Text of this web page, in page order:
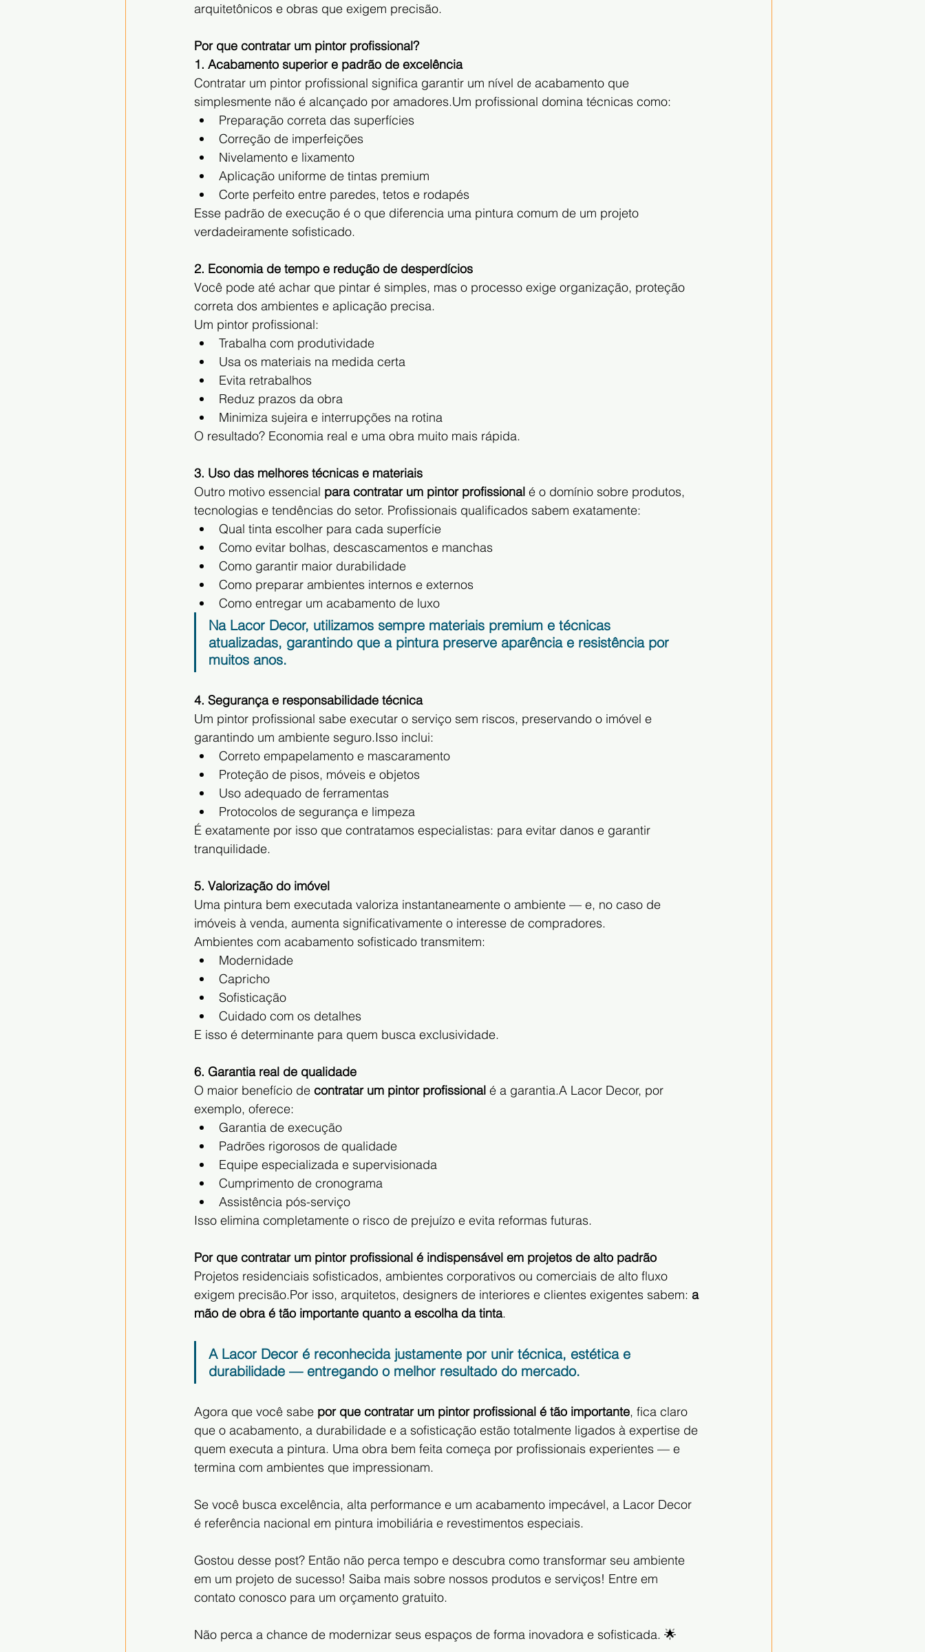
arquitetônicos e obras que exigem precisão.
Por que contratar um pintor profissional?
1. Acabamento superior e padrão de excelência
Contratar um pintor profissional significa garantir um nível de acabamento que
simplesmente não é alcançado por amadores.Um profissional domina técnicas como:
Preparação correta das superfícies
Correção de imperfeições
Nivelamento e lixamento
Aplicação uniforme de tintas premium
Corte perfeito entre paredes, tetos e rodapés
Esse padrão de execução é o que diferencia uma pintura comum de um projeto
verdadeiramente sofisticado.
2. Economia de tempo e redução de desperdícios
Você pode até achar que pintar é simples, mas o processo exige organização, proteção
correta dos ambientes e aplicação precisa.
Um pintor profissional:
Trabalha com produtividade
Usa os materiais na medida certa
Evita retrabalhos
Reduz prazos da obra
Minimiza sujeira e interrupções na rotina
O resultado? Economia real e uma obra muito mais rápida.
3. Uso das melhores técnicas e materiais
Outro motivo essencial para contratar um pintor profissional é o domínio sobre produtos,
tecnologias e tendências do setor. Profissionais qualificados sabem exatamente:
Qual tinta escolher para cada superfície
Como evitar bolhas, descascamentos e manchas
Como garantir maior durabilidade
Como preparar ambientes internos e externos
Como entregar um acabamento de luxo
Na Lacor Decor, utilizamos sempre materiais premium e técnicas
atualizadas, garantindo que a pintura preserve aparência e resistência por
muitos anos.
4. Segurança e responsabilidade técnica
Um pintor profissional sabe executar o serviço sem riscos, preservando o imóvel e
garantindo um ambiente seguro.Isso inclui:
Correto empapelamento e mascaramento
Proteção de pisos, móveis e objetos
Uso adequado de ferramentas
Protocolos de segurança e limpeza
É exatamente por isso que contratamos especialistas: para evitar danos e garantir
tranquilidade.
5. Valorização do imóvel
Uma pintura bem executada valoriza instantaneamente o ambiente — e, no caso de
imóveis à venda, aumenta significativamente o interesse de compradores.
Ambientes com acabamento sofisticado transmitem:
Modernidade
Capricho
Sofisticação
Cuidado com os detalhes
E isso é determinante para quem busca exclusividade.
6. Garantia real de qualidade
O maior benefício de contratar um pintor profissional é a garantia.A Lacor Decor, por
exemplo, oferece:
Garantia de execução
Padrões rigorosos de qualidade
Equipe especializada e supervisionada
Cumprimento de cronograma
Assistência pós-serviço
Isso elimina completamente o risco de prejuízo e evita reformas futuras.
Por que contratar um pintor profissional é indispensável em projetos de alto padrão
Projetos residenciais sofisticados, ambientes corporativos ou comerciais de alto fluxo
exigem precisão.Por isso, arquitetos, designers de interiores e clientes exigentes sabem: a
mão de obra é tão importante quanto a escolha da tinta.
A Lacor Decor é reconhecida justamente por unir técnica, estética e
durabilidade — entregando o melhor resultado do mercado.
Agora que você sabe por que contratar um pintor profissional é tão importante, fica claro
que o acabamento, a durabilidade e a sofisticação estão totalmente ligados à expertise de
quem executa a pintura. Uma obra bem feita começa por profissionais experientes — e
termina com ambientes que impressionam.
Se você busca excelência, alta performance e um acabamento impecável, a Lacor Decor
é referência nacional em pintura imobiliária e revestimentos especiais.
Gostou desse post? Então não perca tempo e descubra como transformar seu ambiente
em um projeto de sucesso! Saiba mais sobre nossos produtos e serviços! Entre em
contato conosco para um orçamento gratuito.
Não perca a chance de modernizar seus espaços de forma inovadora e sofisticada. 🌟